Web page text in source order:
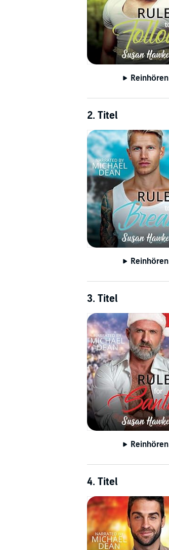
Reinhören
2. Titel
Reinhören
3. Titel
Reinhören
4. Titel